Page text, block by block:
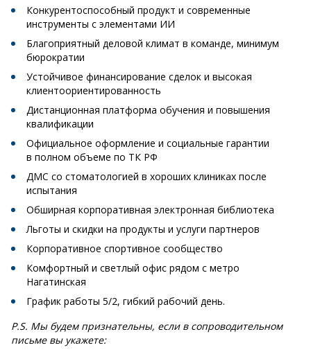
Конкурентоспособный продукт и современные
инструменты с элементами ИИ
Благоприятный деловой климат в команде, минимум
бюрократии
Устойчивое финансирование сделок и высокая
клиентоориентированность
Дистанционная платформа обучения и повышения
квалификации
Официальное оформление и социальные гарантии
в полном объеме по ТК РФ
ДМС со стоматологией в хороших клиниках после
испытания
Обширная корпоративная электронная библиотека
Льготы и скидки на продукты и услуги партнеров
Корпоративное спортивное сообщество
Комфортный и светлый офис рядом с метро
Нагатинская
График работы 5/2, гибкий рабочий день.
P.S. Мы будем признательны, если в сопроводительном
письме вы укажете: